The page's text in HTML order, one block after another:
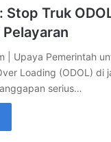
Stop Truk
| Upaya Pemerintah
Loading (ODOL) di
serius…